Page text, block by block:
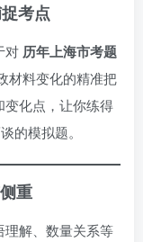
考点
对 历年上海市考题
材料变化的精准把
化点，让你练得
的模拟题。
重
理解、数量关系等